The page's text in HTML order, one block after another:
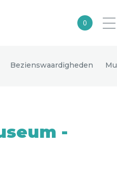
0
Bezienswaardigheden
-